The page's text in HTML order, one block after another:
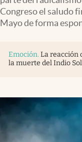
Clase
Mundial 2026
Mediakit
abre en nueva pestaña
Argentina
Congreso el saludo
Mayo de forma
Emoción. La reacción
la muerte del Indio